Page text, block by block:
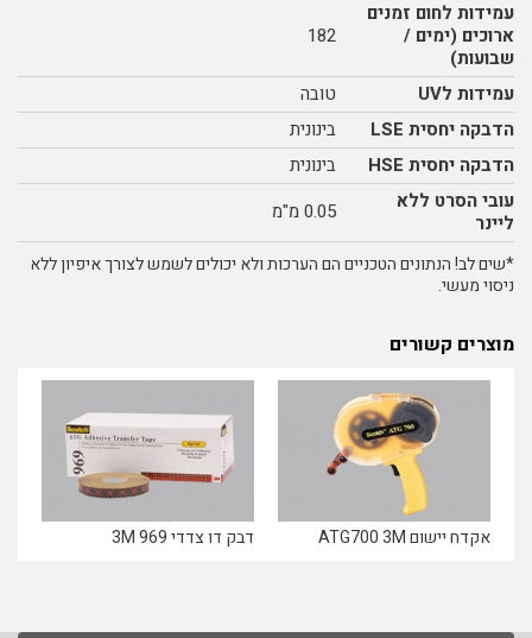
עמידות לחום זמנים
ארוכים (ימים /
שבועות)
182
עמידות לUV
טובה
הדבקה יחסית LSE
בינונית
הדבקה יחסית HSE
בינונית
עובי הסרט ללא
ליינר
0.05 מ"מ
*שים לב! הנתונים הטכניים הם הערכות ולא יכולים לשמש לצורך איפיון ללא
ניסוי מעשי.
מוצרים קשורים
אקדח יישום ATG700 3M דבק דו צדדי 969 3M